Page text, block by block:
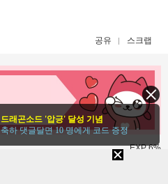
공유 스크랩
EXP 6%
드래곤소드 '압긍' 달성 기념
축하 댓글달면 10 명에게 코드 증정